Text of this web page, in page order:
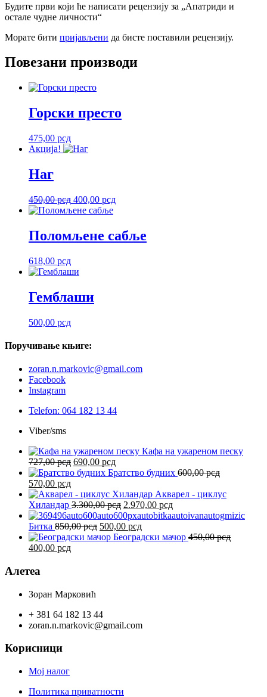
Будите први који ће написати рецензију за „Апатриди и
остале чудне личности“
Морате бити пријављени да бисте поставили рецензију.
Повезани производи
Горски престо
475,00 рсд
Акција!
Наг
450,00рсд Оригинална
цена
450,00 рсд.
400,00 рсдТренутна
400,00 рсд.
Поломљене сабље
618,00 рсд
Гемблаши
500,00 рсд
Поручивање књиге:
zoran.n.markovic@gmail.com
Facebook
Instagram
Telefon: 064 182 13 44
Viber/sms
Кафа на ужареном песку
727,00рсд Оригинална
цена
била:
727,00 рсд.
690,00 рсдТренутна
цена
690,00 рсд.
Братство будних 600,00рсд
Оригинална
цена
је
била:
600,00 рсд.
570,00 рсдТренутна
цена
је:
570,00 рсд.
Акварел - циклус
Хиландар 3.300,00рсд Оригинална
цена
је
била:
2.970,00 рсдТренутна
цена
2.970,00 рсд.
Битка 850,00рсд Оригинална
цена
500,00 рсдТренутна
цена
Београдски мачор 450,00рсд
Оригинална
је
450,00 рсд.
400,00 рсдТренутна
Алетеа
Зоран Марковић
+ 381 64 182 13 44
zoran.n.markovic@gmail.com
Корисници
Мој налог
Политика приватности